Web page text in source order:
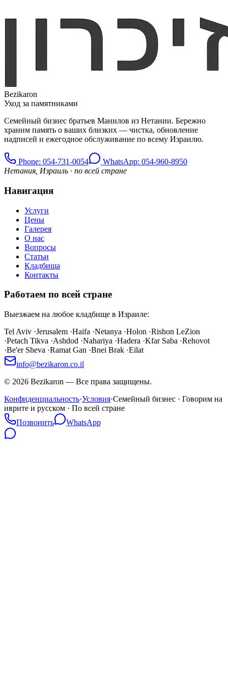
Bezikaron
Уход за памятниками
Семейный бизнес братьев Манилов из Нетании. Бережно
храним память о ваших близких — чистка, обновление
надписей и ежегодное обслуживание по всему Израилю.
Phone: 054-731-0054
WhatsApp: 054-960-8950
Нетания, Израиль · по всей стране
Навигация
Услуги
Цены
Галерея
О нас
Вопросы
Статьи
Кладбища
Контакты
Работаем по всей стране
Выезжаем на любое кладбище в Израиле:
Tel Aviv ·Jerusalem ·Haifa ·Netanya ·Holon ·Rishon LeZion
·Petach Tikva ·Ashdod ·Nahariya ·Hadera ·Kfar Saba ·Rehovot
·Be'er Sheva ·Ramat Gan ·Bnei Brak ·Eilat
info@bezikaron.co.il
© 2026 Bezikaron — Все права защищены.
Конфиденциальность·Условия·Семейный бизнес · Говорим на
иврите и русском · По всей стране
Позвонить
WhatsApp